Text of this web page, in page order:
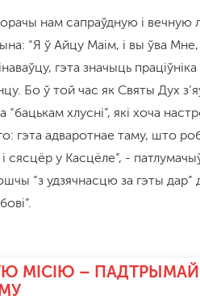
нам сапраўдную і вечную
“Я ў Айцу Маім, і вы ўва Мне,
гэта значыць
Бо ў той час як Святы Дух
“бацькам хлусні”, які хоча
гэта адваротнае таму, што
сясцёр у Касцёле”, -
“з удзячнасцю за гэты дар”
МІСІЮ –